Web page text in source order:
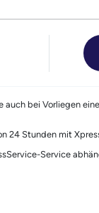
auch bei Vorliegen
24 Stunden mit
Service